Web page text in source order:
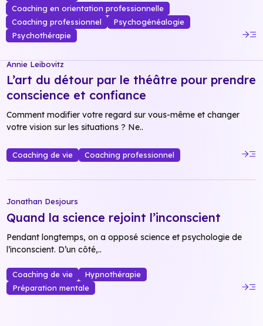
Coaching en orientation professionnelle
Coaching professionnel
Psychogénéalogie
Psychothérapie
read_more
Annie Leibovitz
L’art du détour par le théâtre pour prendre
conscience et confiance
Comment modifier votre regard sur vous-même et changer
votre vision sur les situations ? Ne..
Coaching de vie Coaching professionnel read_more
Jonathan Desjours
Quand la science rejoint l’inconscient
Pendant longtemps, on a opposé science et psychologie de
l’inconscient. D’un côté,..
Coaching de vie
Hypnothérapie
Préparation mentale
read_more